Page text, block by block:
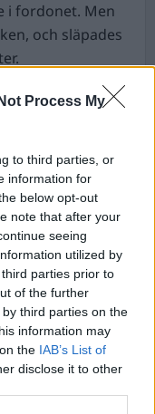
Process My
to third parties, or
information for
below opt-out
note that after your
seeing
utilized by
parties prior to
of the further
third parties on the
information may
the IAB’s List of
disclose it to other
i fordonet. Men
och släpades
att hunden inte
var djuret så
för
P4
skedde var ett
men
Welin
till ny